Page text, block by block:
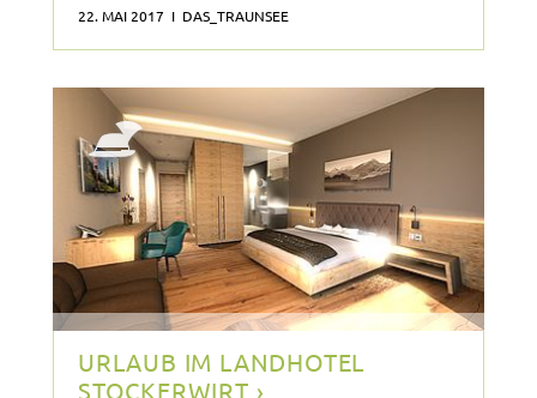
22. MAI 2017 I DAS_TRAUNSEE
URLAUB IM LANDHOTEL
STOCKERWIRT ›